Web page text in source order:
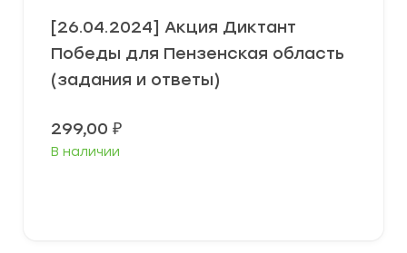
[26.04.2024] Акция Диктант
Победы для Пензенская область
(задания и ответы)
299,00 ₽
В наличии